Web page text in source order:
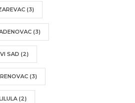
(3)
(3)
SAD (2)
(3)
(2)